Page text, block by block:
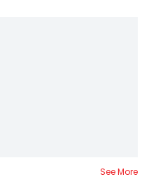
See More